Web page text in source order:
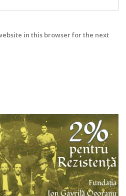
in this browser for the next